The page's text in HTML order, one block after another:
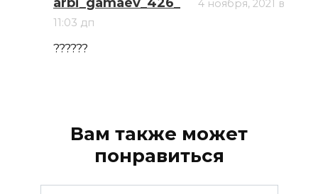
4 ноября, 2021 в
11:03 дп
??????
Вам также может
понравиться